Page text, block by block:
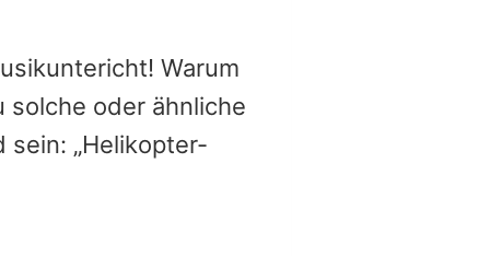
Warum
solche oder ähnliche
„Helikopter-